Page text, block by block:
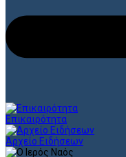
Επικαιρότητα
Αρχείο Ειδήσεων